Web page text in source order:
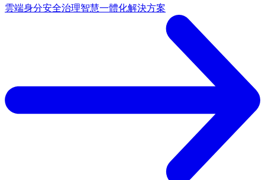
雲端身分安全治理智慧一體化解決方案